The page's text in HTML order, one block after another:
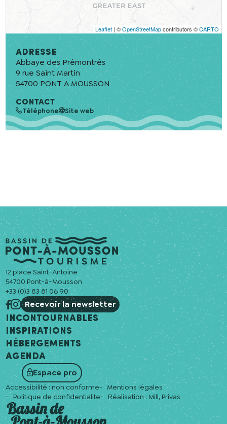
Leaflet| ©OpenStreetMapcontributors ©CARTO
Adresse
Abbaye des Prémontrés
9 rue Saint Martin
54700 PONT A MOUSSON
CONTACT
Téléphone Site web
12 place Saint-Antoine
54700 Pont-à-Mousson
+33 (0)3 83 81 06 90
Recevoir la newsletter
Incontournables
Inspirations
Hébergements
Agenda
Espace pro
Accessibilité : non conforme
Mentions légales
Politique de confidentialite
Réalisation : Mill, Privas